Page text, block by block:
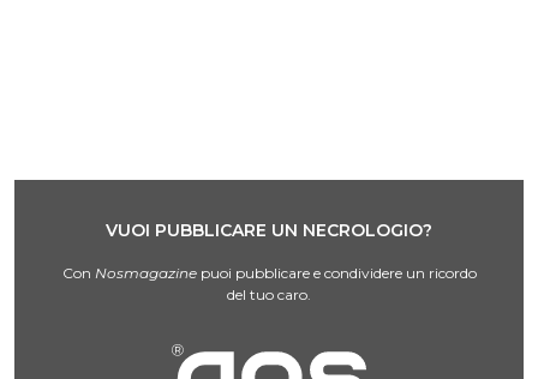
VUOI PUBBLICARE UN NECROLOGIO?
Con Nosmagazinepuoi pubblicare e condividere un ricordo
del tuo caro.